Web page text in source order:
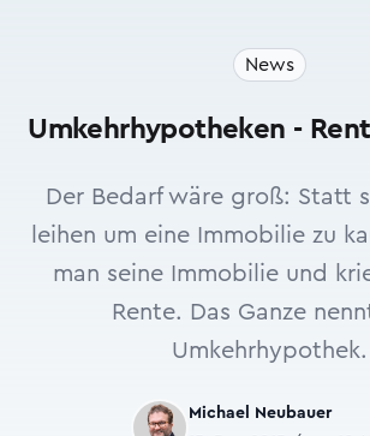
News
Umkehrhypotheken -
Der Bedarf wäre groß: Statt
leihen um eine Immobilie zu
man seine Immobilie und
Rente. Das Ganze
Umkehrhypothek.
Michael Neubauer